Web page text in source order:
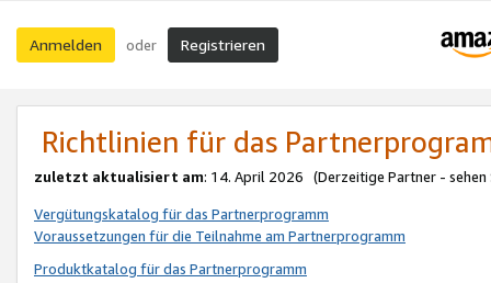
Anmelden oder Registrieren
Richtlinien für das
zuletzt aktualisiert am: 14. April 2026 (Derzeitige Partner - sehen
Vergütungskatalog für das Partnerprogramm
Voraussetzungen für die Teilnahme am Partnerprogramm
Produktkatalog für das Partnerprogramm